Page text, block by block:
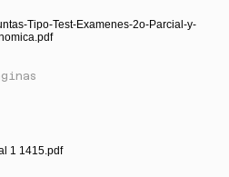
Tipo-Test-Examenes-2o-Parcial-y-
1 1415.pdf